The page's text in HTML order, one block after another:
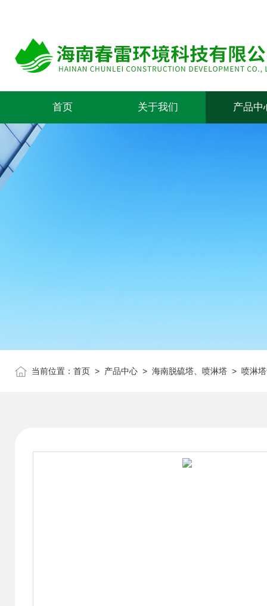
首页 关于我们 产品中
当前位置： 首页 > 产品中心 > 海南脱硫塔、喷淋塔 > 喷淋